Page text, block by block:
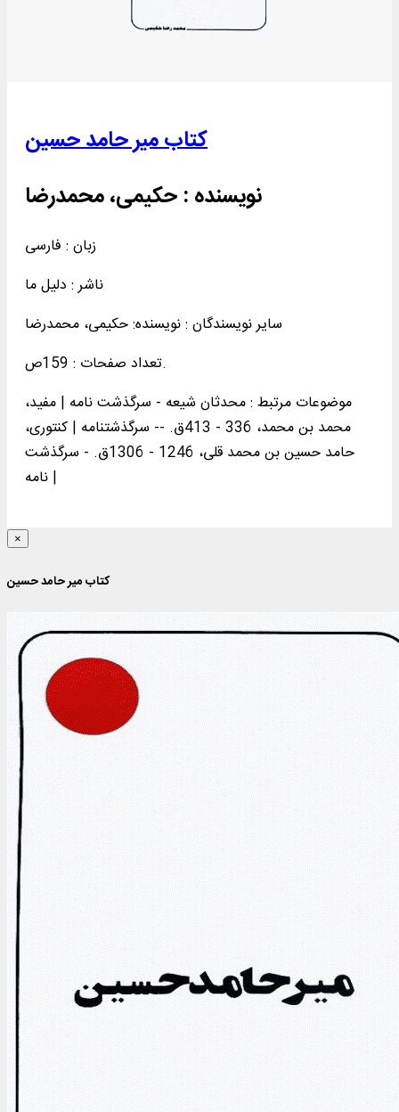
کتاب مير حامد حسين
نویسنده : حکیمی، محمدرضا
زبان : فارسی
ناشر : دليل ما
سایر نویسندگان : نویسنده: حکیمی، محمدرضا
تعداد صفحات : 159ص.
موضوعات مرتبط :محدثان شیعه - سرگذشت نامه | مفید،
محمد بن محمد، 336 - 413ق. -- سرگذشتنامه | کنتوری،
حامد حسین بن محمد قلی، 1246 - 1306ق. - سرگذشت
نامه |
×
کتاب مير حامد حسين